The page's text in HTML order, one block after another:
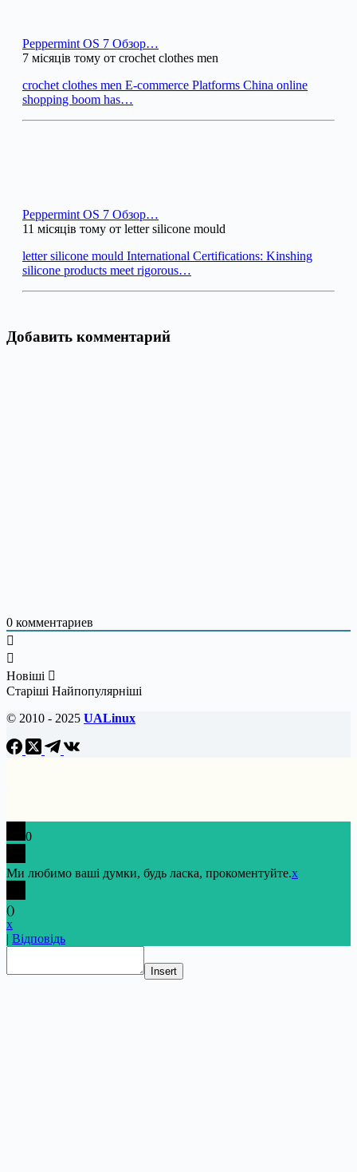
Peppermint OS 7 Обзор…
7 місяців тому от crochet clothes men
crochet clothes men E-commerce Platforms China online
shopping boom has…
Peppermint OS 7 Обзор…
11 місяців тому от letter silicone mould
letter silicone mould International Certifications: Kinshing
silicone products meet rigorous…
Добавить комментарий
0 комментариев
Новіші
Старіші Найпопулярніші
© 2010 - 2025 UALinux
0
Ми любимо ваші думки, будь ласка, прокоментуйте.x
()
x
| Відповідь
Insert